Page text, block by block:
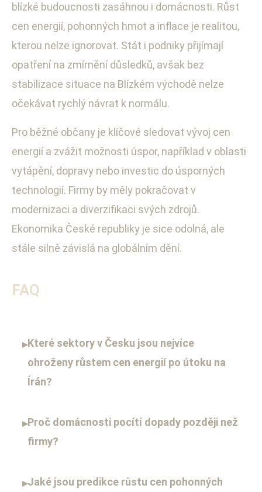
blízké budoucnosti zasáhnou i domácnosti. Růst
cen energií, pohonných hmot a inflace je realitou,
kterou nelze ignorovat. Stát i podniky přijímají
opatření na zmírnění důsledků, avšak bez
stabilizace situace na Blízkém východě nelze
očekávat rychlý návrat k normálu.
Pro běžné občany je klíčové sledovat vývoj cen
energií a zvážit možnosti úspor, například v oblasti
vytápění, dopravy nebo investic do úsporných
technologií. Firmy by měly pokračovat v
modernizaci a diverzifikaci svých zdrojů.
Ekonomika České republiky je sice odolná, ale
stále silně závislá na globálním dění.
FAQ
▸Které sektory v Česku jsou nejvíce
ohroženy růstem cen energií po útoku na
Írán?
▸Proč domácnosti pocítí dopady později než
firmy?
▸Jaké jsou predikce růstu cen pohonných